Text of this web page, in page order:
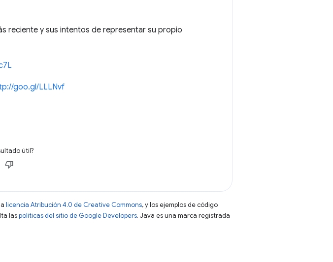
reciente y sus intentos de representar su propio
goo.gl/LLLNvf
útil?
licencia Atribución 4.0 de Creative Commons, y los ejemplos de código
laspolíticas del sitio de Google Developers. Java es una marca registrada